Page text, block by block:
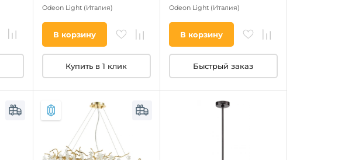
Odeon Light (Италия)
В корзину
Купить в 1 клик
Odeon Light (Италия)
В корзину
Быстрый заказ